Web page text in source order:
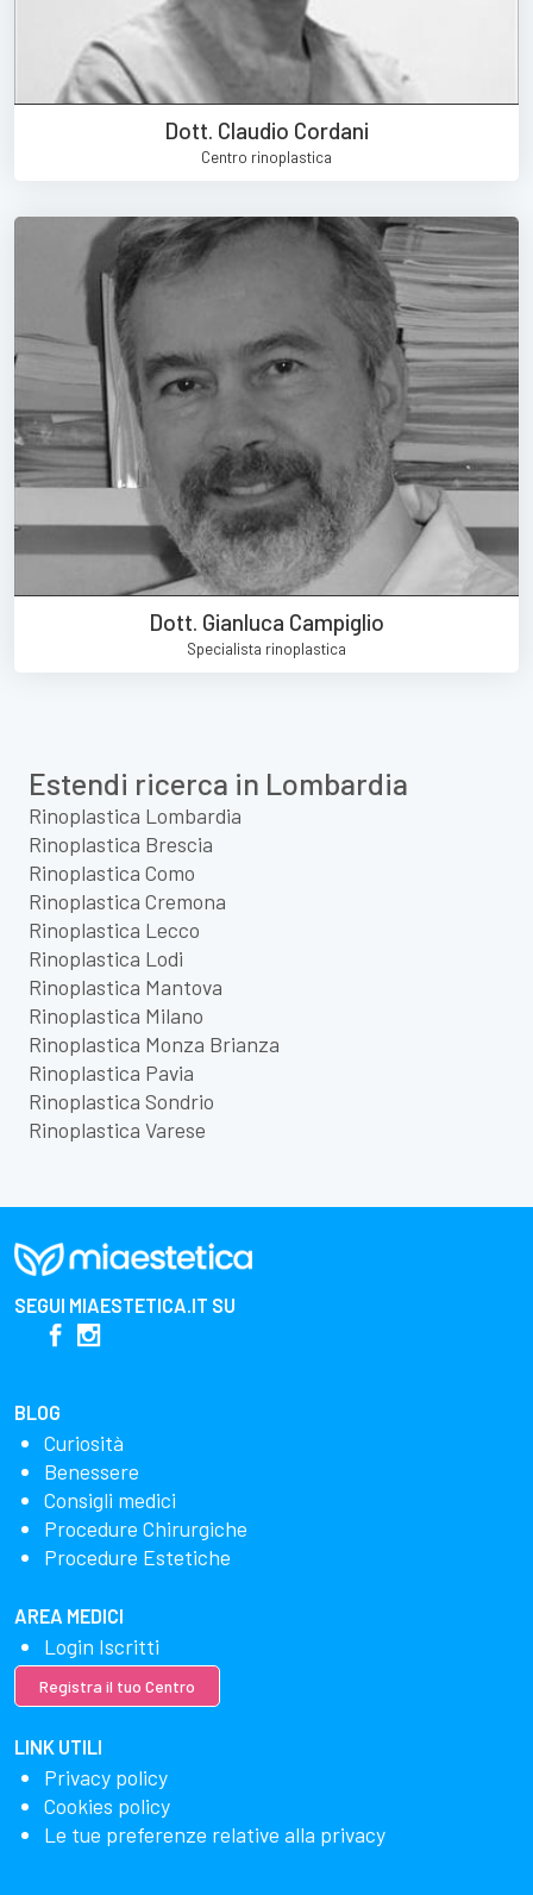
Dott. Claudio Cordani
Centro rinoplastica
Dott. Gianluca Campiglio
Specialista rinoplastica
Estendi ricerca in Lombardia
Rinoplastica Lombardia
Rinoplastica Brescia
Rinoplastica Como
Rinoplastica Cremona
Rinoplastica Lecco
Rinoplastica Lodi
Rinoplastica Mantova
Rinoplastica Milano
Rinoplastica Monza Brianza
Rinoplastica Pavia
Rinoplastica Sondrio
Rinoplastica Varese
SEGUI MIAESTETICA.IT SU
BLOG
Curiosità
Benessere
Consigli medici
Procedure Chirurgiche
Procedure Estetiche
AREA MEDICI
Login Iscritti
Registra il tuo Centro
LINK UTILI
Privacy policy
Cookies policy
Le tue preferenze relative alla privacy